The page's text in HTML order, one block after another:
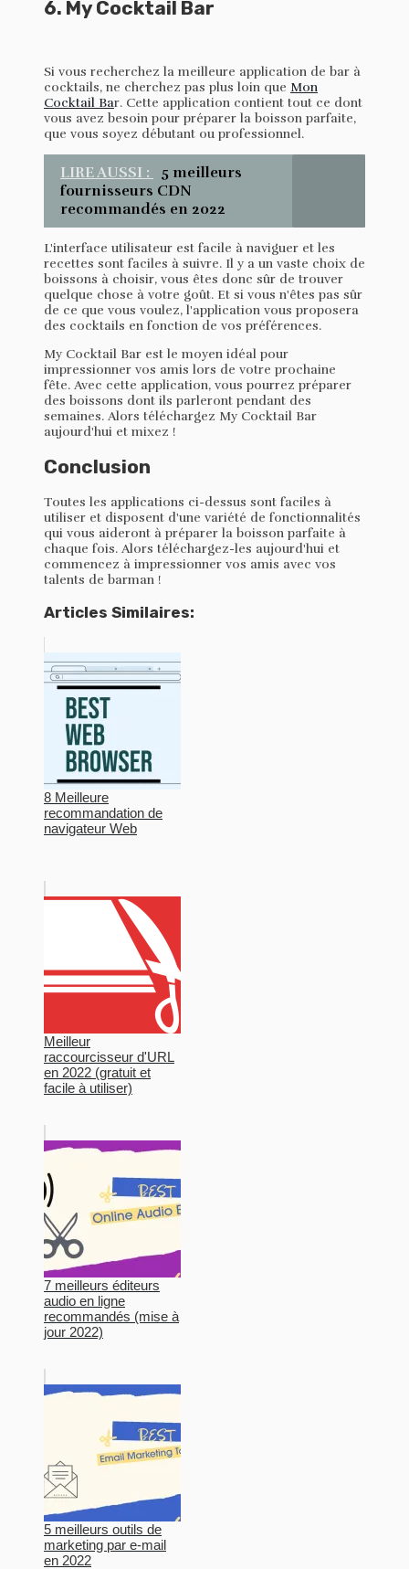
6. My Cocktail Bar
Si vous recherchez la meilleure application de bar à
cocktails, ne cherchez pas plus loin que Mon
Cocktail Bar. Cette application contient tout ce dont
vous avez besoin pour préparer la boisson parfaite,
que vous soyez débutant ou professionnel.
LIRE AUSSI :
5 meilleurs
fournisseurs CDN
recommandés en 2022
L'interface utilisateur est facile à naviguer et les
recettes sont faciles à suivre. Il y a un vaste choix de
boissons à choisir, vous êtes donc sûr de trouver
quelque chose à votre goût. Et si vous n'êtes pas sûr
de ce que vous voulez, l'application vous proposera
des cocktails en fonction de vos préférences.
My Cocktail Bar est le moyen idéal pour
impressionner vos amis lors de votre prochaine
fête. Avec cette application, vous pourrez préparer
des boissons dont ils parleront pendant des
semaines. Alors téléchargez My Cocktail Bar
aujourd'hui et mixez !
Conclusion
Toutes les applications ci-dessus sont faciles à
utiliser et disposent d'une variété de fonctionnalités
qui vous aideront à préparer la boisson parfaite à
chaque fois. Alors téléchargez-les aujourd'hui et
commencez à impressionner vos amis avec vos
talents de barman !
Articles Similaires:
8 Meilleure
recommandation de
navigateur Web
Meilleur
raccourcisseur d'URL
en 2022 (gratuit et
facile à utiliser)
7 meilleurs éditeurs
audio en ligne
recommandés (mise à
jour 2022)
5 meilleurs outils de
marketing par e-mail
en 2022